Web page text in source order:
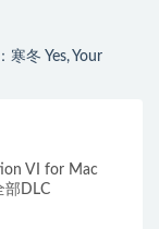
寒冬 Yes, Your
VI for Mac
部DLC